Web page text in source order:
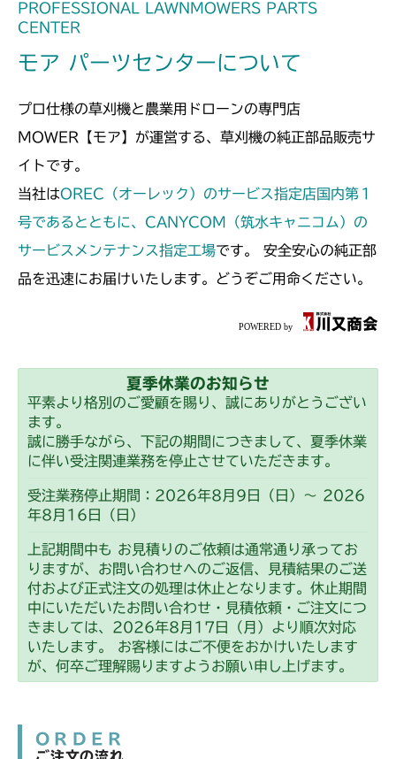
PROFESSIONAL LAWNMOWERS PARTS
CENTER
モア パーツセンターについて
プロ仕様の草刈機と農業用ドローンの専門店
MOWER【モア】が運営する、草刈機の純正部品販売サ
イトです。
当社はOREC（オーレック）のサービス指定店国内第１
号であるとともに、CANYCOM（筑水キャニコム）の
サービスメンテナンス指定工場です。 安全安心の純正部
品を迅速にお届けいたします。どうぞご用命ください。
夏季休業のお知らせ
平素より格別のご愛顧を賜り、誠にありがとうござい
ます。
誠に勝手ながら、下記の期間につきまして、夏季休業
に伴い受注関連業務を停止させていただきます。
受注業務停止期間：2026年8月9日（日）～ 2026
年8月16日（日）
上記期間中も お見積りのご依頼は通常通り承ってお
りますが、お問い合わせへのご返信、見積結果のご送
付および正式注文の処理は休止となります。休止期間
中にいただいたお問い合わせ・見積依頼・ご注文につ
きましては、2026年8月17日（月）より順次対応
いたします。 お客様にはご不便をおかけいたします
が、何卒ご理解賜りますようお願い申し上げます。
ORDER